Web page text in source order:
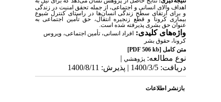
اهداف والای انسانی و اجتماعی، از جمله تحقق امنیت در زندگی
و برای ارتقای سطح زندگی انسان‌ها در راستای کنترل شیوع
بیماری کرونا و قطع زنجیره انتقال، حق تأمین اجتماعی به
عنوان حق بشری پذیرفته شده است.
واژه‌های کلیدی:
افراد انسانی، تأمین اجتماعی، ویروس
کرونا، حقوق بشر
متن کامل[PDF 506 kb]
نوع مطالعه: پژوهشي|
دریافت: 1400/3/5 | پذیرش: 1400/8/11
بازنشر اطلاعات